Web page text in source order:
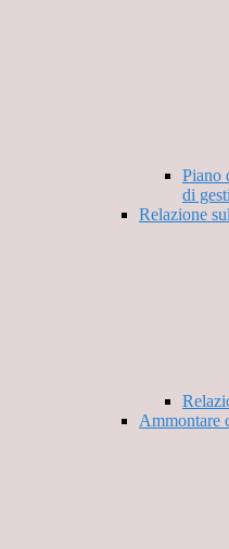
Piano
di
Relazione
Ammontare